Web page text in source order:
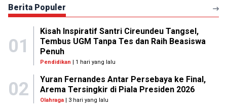
Berita Populer
01
Kisah Inspiratif Santri Cireundeu Tangsel,
Tembus UGM Tanpa Tes dan Raih Beasiswa
Penuh
Pendidikan | 1 hari yang lalu
02
Yuran Fernandes Antar Persebaya ke Final,
Arema Tersingkir di Piala Presiden 2026
Olahraga| 3 hari yang lalu